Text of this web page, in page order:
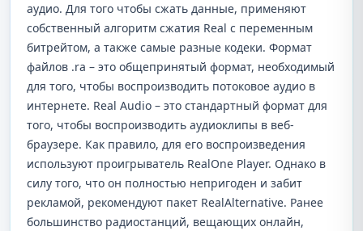
аудио. Для того чтобы сжать данные, применяют
собственный алгоритм сжатия Real с переменным
битрейтом, а также самые разные кодеки. Формат
файлов .ra – это общепринятый формат, необходимый
для того, чтобы воспроизводить потоковое аудио в
интернете. Real Audio – это стандартный формат для
того, чтобы воспроизводить аудиоклипы в веб-
браузере. Как правило, для его воспроизведения
используют проигрыватель RealOne Player. Однако в
силу того, что он полностью непригоден и забит
рекламой, рекомендуют пакет RealAlternative. Ранее
большинство радиостанций, вещающих онлайн,